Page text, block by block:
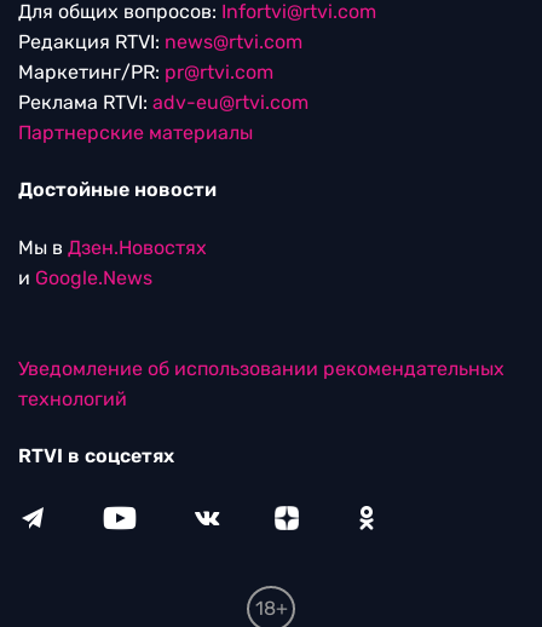
Для общих вопросов: Infortvi@rtvi.com
Редакция RTVI: news@rtvi.com
Маркетинг/PR: pr@rtvi.com
Реклама RTVI: adv-eu@rtvi.com
Партнерские материалы
Достойные новости
Мы в Дзен.Новостях
и Google.News
Уведомление об использовании рекомендательных
технологий
RTVI в соцсетях
18+